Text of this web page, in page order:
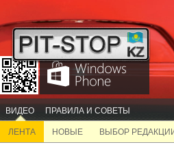
ВИДЕО ПРАВИЛА И СОВЕТЫ
ЛЕНТА НОВЫЕ ВЫБОР